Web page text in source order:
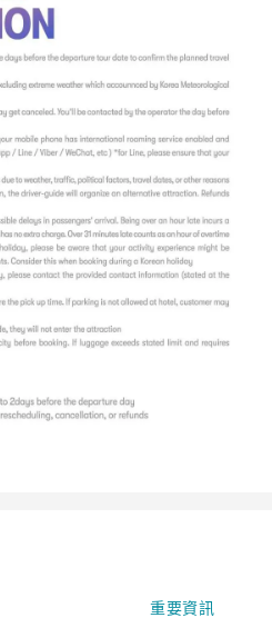
重要資訊